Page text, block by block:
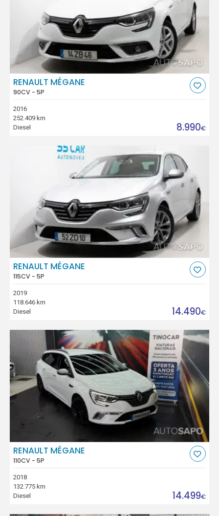
RENAULT MÉGANE
90CV - 5P
2016
252.409 km
Diesel
8.990€
RENAULT MÉGANE
115CV - 5P
2019
118.646 km
Diesel
14.490€
RENAULT MÉGANE
110CV - 5P
2018
132.775 km
Diesel
14.499€